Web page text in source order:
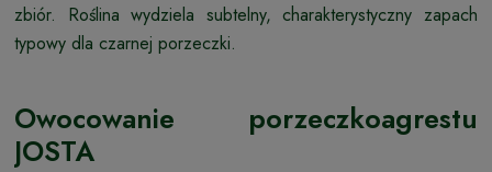
zbiór. Roślina wydziela subtelny, charakterystyczny zapach
typowy dla czarnej porzeczki.
Owocowanie porzeczkoagrestu
JOSTA